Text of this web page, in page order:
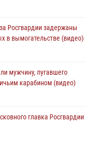
в Подмосковье
Росгвардии задержаны
в вымогательстве (видео)
мужчину, пугавшего
карабином (видео)
главка Росгвардии